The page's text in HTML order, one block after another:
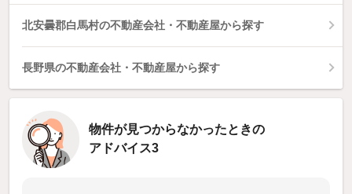
北安曇郡白馬村の不動産会社・不動産屋から探す
長野県の不動産会社・不動産屋から探す
物件が見つからなかったときの
アドバイス3